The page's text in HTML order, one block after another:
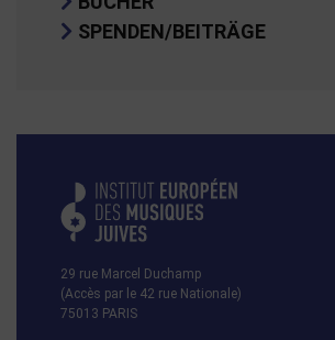
SPENDEN/BEITRÄGE
29 rue Marcel Duchamp
(Accès par le 42 rue Nationale)
75013 PARIS